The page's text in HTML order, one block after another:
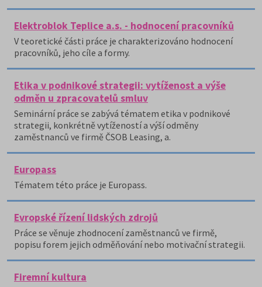
Elektroblok Teplice a.s. - hodnocení pracovníků
V teoretické části práce je charakterizováno hodnocení
pracovníků, jeho cíle a formy.
Etika v podnikové strategii: vytíženost a výše
odměn u zpracovatelů smluv
Seminární práce se zabývá tématem etika v podnikové
strategii, konkrétně vytížeností a výší odměny
zaměstnanců ve firmě ČSOB Leasing, a.
Europass
Tématem této práce je Europass.
Evropské řízení lidských zdrojů
Práce se věnuje zhodnocení zaměstnanců ve firmě,
popisu forem jejich odměňování nebo motivační strategii.
Firemní kultura